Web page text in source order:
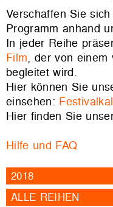
Verschaffen Sie
Programm anhand
In jeder Reihe
Film, der von einem
begleitet wird.
Hier können Sie
einsehen:
Hier finden Sie
Hilfe und FAQ
2018
ALLE REIHEN